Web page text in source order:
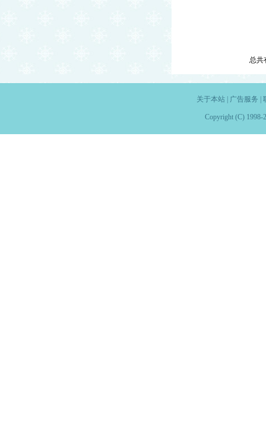
总共
关于本站| 广告服务
Copyright (C) 1998-